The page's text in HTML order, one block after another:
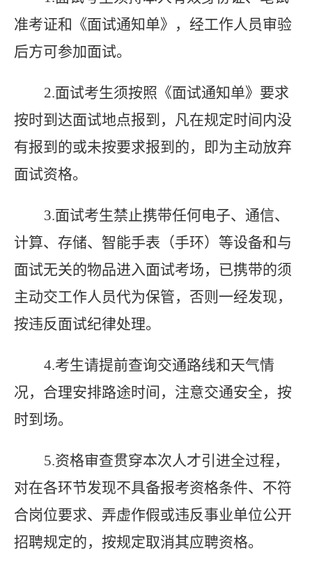
准考证和《面试通知单》，经工作人员审验
后方可参加面试。
2.面试考生须按照《面试通知单》要求
按时到达面试地点报到，凡在规定时间内没
有报到的或未按要求报到的，即为主动放弃
面试资格。
3.面试考生禁止携带任何电子、通信、
计算、存储、智能手表（手环）等设备和与
面试无关的物品进入面试考场，已携带的须
主动交工作人员代为保管，否则一经发现，
按违反面试纪律处理。
4.考生请提前查询交通路线和天气情
况，合理安排路途时间，注意交通安全，按
时到场。
5.资格审查贯穿本次人才引进全过程，
对在各环节发现不具备报考资格条件、不符
合岗位要求、弄虚作假或违反事业单位公开
招聘规定的，按规定取消其应聘资格。